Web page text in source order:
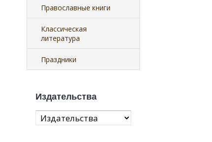
Православные книги
Классическая
литература
Праздники
Издательства